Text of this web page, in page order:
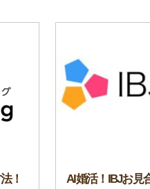
！
AI婚活！IBJお見